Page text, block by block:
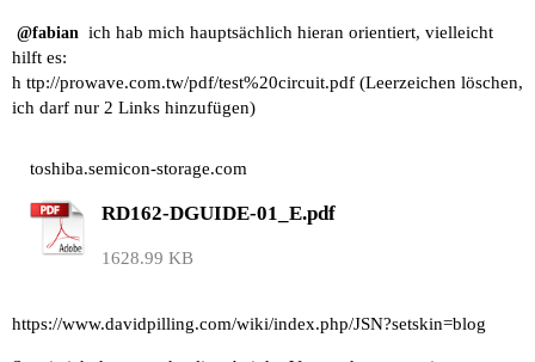
@fabian ich hab mich hauptsächlich hieran orientiert, vielleicht
hilft es:
h ttp://prowave.com.tw/pdf/test%20circuit.pdf (Leerzeichen löschen,
ich darf nur 2 Links hinzufügen)
toshiba.semicon-storage.com
RD162-DGUIDE-01_E.pdf
1628.99 KB
https://www.davidpilling.com/wiki/index.php/JSN?setskin=blog